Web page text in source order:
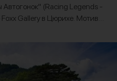
(Racing Legends -
Gallery в Цюрихе. Мотивы